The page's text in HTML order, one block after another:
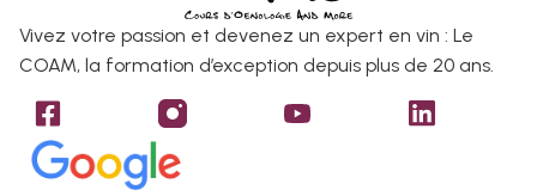
Vivez votre passion et devenez un expert en vin : Le
COAM, la formation d’exception depuis plus de 20 ans.